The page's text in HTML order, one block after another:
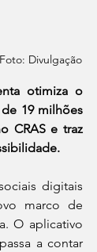
Divulgação
otimiza o
19 milhões
CRAS e traz
digitais
marco de
O aplicativo
passa a contar